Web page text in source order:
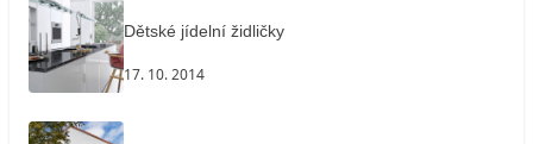
Dětské jídelní židličky
17. 10. 2014